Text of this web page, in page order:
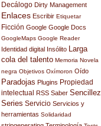
Decálogo Dirty Management
Enlaces Escribir Etiquetar
Ficción Google Google Docs
GoogleMaps Google Reader
Identidad digital Insólito Larga
cola del talento Memoria Novela
negra Objetivos Oxímoron Oído
Paradojas Plugins Propiedad
intelectual
RSS Saber Sencillez
Series Servicio Servicios y
herramientas Solidaridad